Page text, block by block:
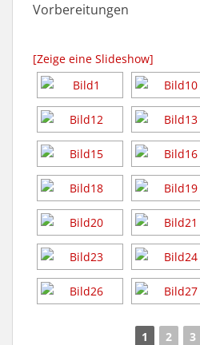
Vorbereitungen
[Zeige eine Slideshow]
1 2 3